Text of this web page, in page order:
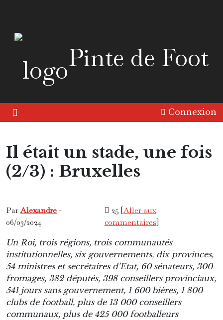
Pinte de Foot
Connexion
Il était un stade, une fois
(2/3) : Bruxelles
Enceinte sportive Europe Histoire
ParAlexandre -
06/03/2024
25 [Aller aux
commentaires]
Un Roi, trois régions, trois communautés
institutionnelles, six gouvernements, dix provinces,
54 ministres et secrétaires d’Etat, 60 sénateurs, 300
fromages, 382 députés, 398 conseillers provinciaux,
541 jours sans gouvernement, 1 600 bières, 1 800
clubs de football, plus de 13 000 conseillers
communaux, plus de 425 000 footballeurs